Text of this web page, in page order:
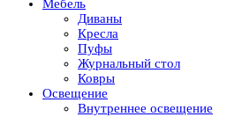
Мебель
Диваны
Кресла
Пуфы
Журнальный стол
Ковры
Освещение
Внутреннее освещение